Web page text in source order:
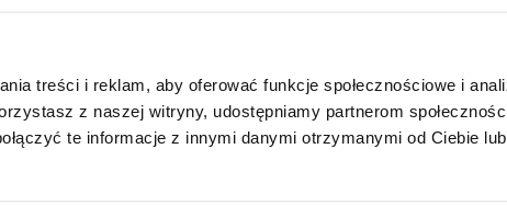
treści i reklam, aby oferować funkcje społecznościowe i
z naszej witryny, udostępniamy partnerom
te informacje z innymi danymi otrzymanymi od Ciebie lub
hydraulicznej
zalet, dlatego też to, że są one coraz częściej spotykanym
drewno w znacznie krótszym czasie aniżeli tradycyjne
większe ilości materiału – również, jeśli jest to drewno o
. Ręczne